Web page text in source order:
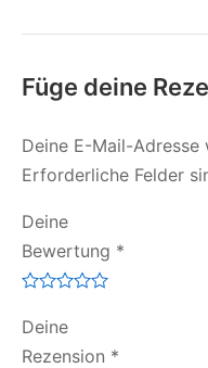
Füge deine
Deine E-Mail-
Erforderliche Felder
Deine
Bewertung *
Deine
Rezension *